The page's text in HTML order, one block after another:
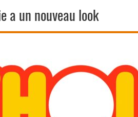
a un nouveau look